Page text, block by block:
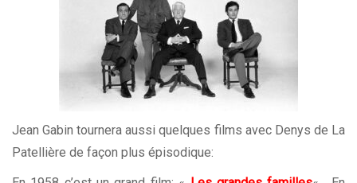
Jean Gabin tournera aussi quelques films avec Denys de La
Patellière de façon plus épisodique: